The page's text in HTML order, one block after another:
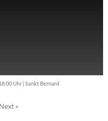
Uhr | Sankt Bernard
Next »